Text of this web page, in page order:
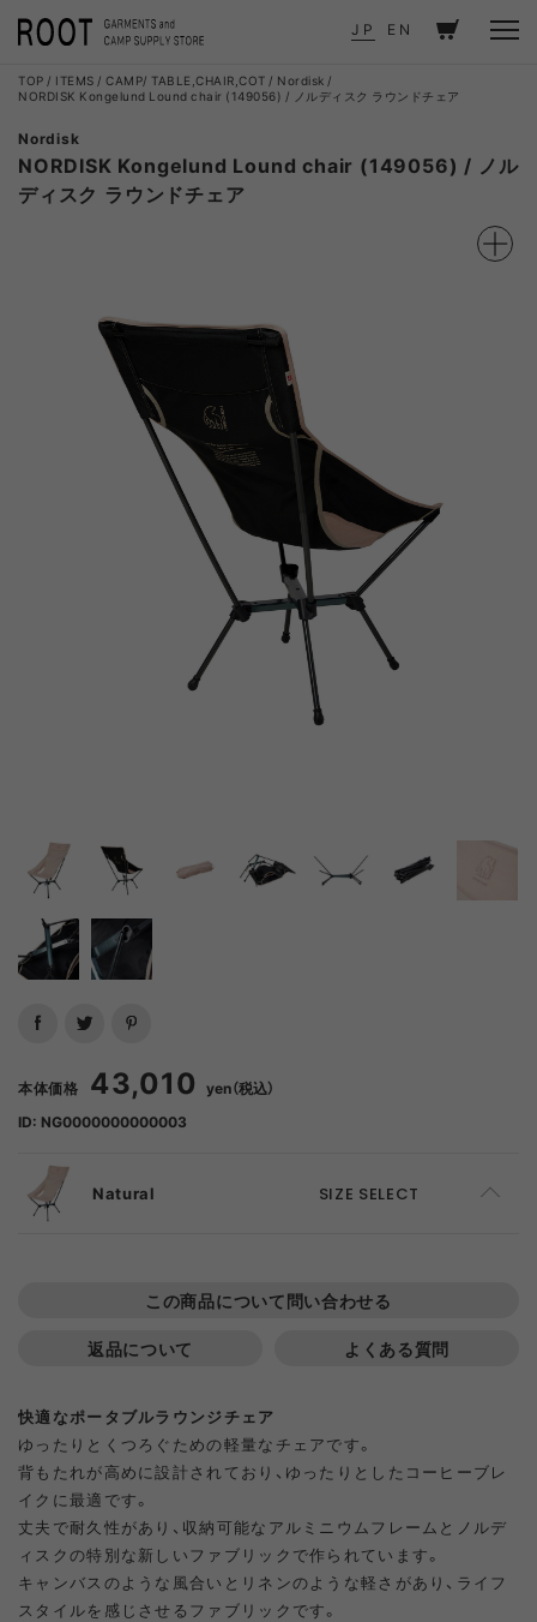
JP EN
TOP ITEMS CAMP TABLE,CHAIR,COT
Nordisk
NORDISK Kongelund Lound chair (149056) / ノルディスク ラウンドチェア
Nordisk
NORDISK Kongelund Lound chair (149056) / ノル
ディスク ラウンドチェア
本体価格 43,010 yen（税込）
ID: NG0000000000003
Natural SIZE SELECT
この商品について問い合わせる
返品について
よくある質問
快適なポータブルラウンジチェア
ゆったりとくつろぐための軽量なチェアです。
背もたれが高めに設計されており、ゆったりとしたコーヒーブレ
イクに最適です。
丈夫で耐久性があり、収納可能なアルミニウムフレームとノルデ
ィスクの特別な新しいファブリックで作られています。
キャンバスのような風合いとリネンのような軽さがあり、ライフ
スタイルを感じさせるファブリックです。